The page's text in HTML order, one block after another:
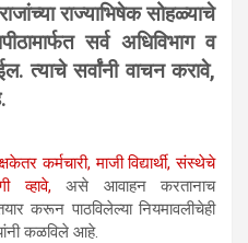
राज्याभिषेक सोहळ्याचे
सर्व अधिविभाग व
त्याचे सर्वांनी वाचन करावे,
कर्मचारी, माजी विद्यार्थी, संस्थेचे
व्हावे,असे आवाहन करतानाच
करून पाठविलेल्या नियमावलीचेही
कळविले आहे.